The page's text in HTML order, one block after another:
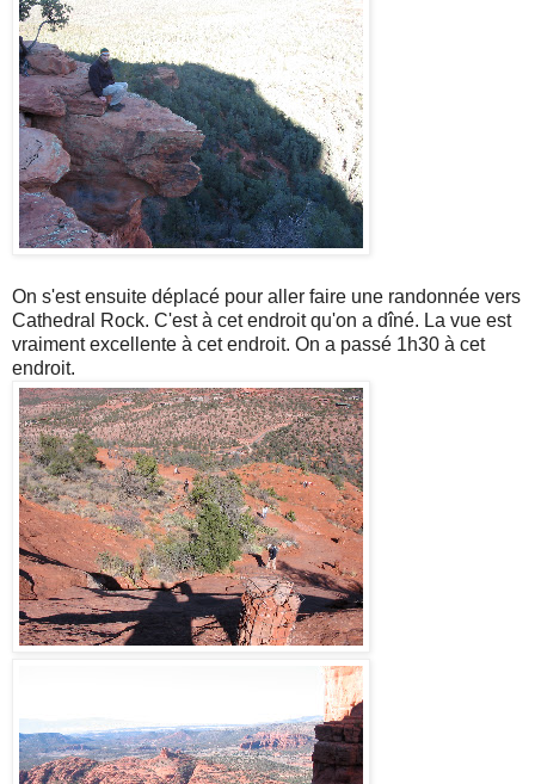
On s'est ensuite déplacé pour aller faire une randonnée vers
Cathedral Rock. C'est à cet endroit qu'on a dîné. La vue est
vraiment excellente à cet endroit. On a passé 1h30 à cet
endroit.